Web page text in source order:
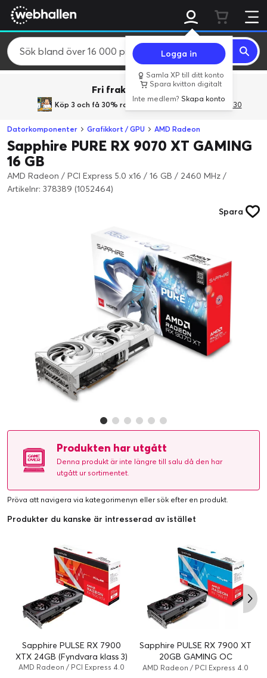
Logga in
Samla XP till ditt konto
Spara kvitton digitalt
Inte medlem?Skapa konto
Fri frakt över 800 kr.
Köp 3 och få 30% rabatt med rabattkoden 3Gives30
Datorkomponenter Grafikkort / GPU AMD Radeon
Sapphire PURE RX 9070 XT GAMING
16 GB
AMD Radeon / PCI Express 5.0 x16 / 16 GB / 2460 MHz /
Artikelnr: 378389 (1052464)
Spara
Produkten har utgått
Denna produkt är inte längre till salu då den har
utgått ur sortimentet.
Pröva att navigera via kategorimenyn eller sök efter en produkt.
Produkter du kanske är intresserad av istället
Sapphire PULSE RX 7900
XTX 24GB (Fyndvara klass 3)
AMD Radeon / PCI Express 4.0
Sapphire PULSE RX 7900 XT
20GB GAMING OC
(Fyndvara klass 2)
AMD Radeon / PCI Express 4.0